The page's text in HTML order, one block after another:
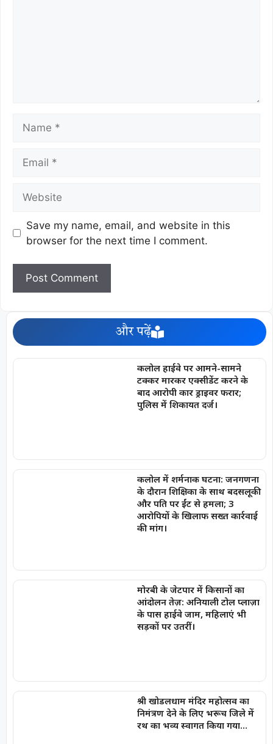
Save my name, email, and website in this
browser for the next time I comment.
और पढ़ें
कलोल हाईवे पर आमने-सामने
टक्कर मारकर एक्सीडेंट करने के
बाद आरोपी कार ड्राइवर फरार;
पुलिस में शिकायत दर्ज।
कलोल में शर्मनाक घटना: जनगणना
के दौरान शिक्षिका के साथ बदसलूकी
और पति पर ईंट से हमला; 3
आरोपियों के खिलाफ सख्त कार्रवाई
की मांग।
मोरबी के जेटपार में किसानों का
आंदोलन तेज़: अनियाली टोल प्लाज़ा
के पास हाईवे जाम, महिलाएं भी
सड़कों पर उतरीं।
श्री खोडलधाम मंदिर महोत्सव का
निमंत्रण देने के लिए भरूच जिले में
रथ का भव्य स्वागत किया गया…